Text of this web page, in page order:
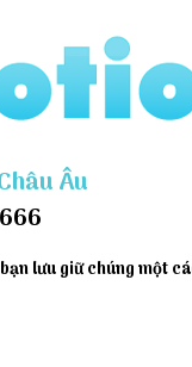
Âu
lưu giữ chúng một